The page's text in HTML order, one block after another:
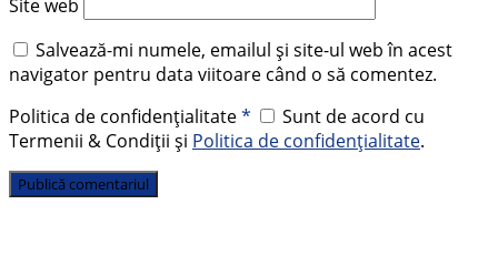
Site web
Salvează-mi numele, emailul și site-ul web în acest
navigator pentru data viitoare când o să comentez.
Politica de confidențialitate*
Sunt de acord cu
Termenii & Condiții și Politica de confidențialitate.